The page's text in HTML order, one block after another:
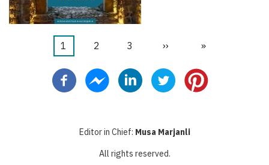
Pagination
Şu
kullanılan
1 Sayfa
2 Sayfa
3
Sonraki
››
Last
»
Editor in Chief: Musa Marjanli
All rights reserved.